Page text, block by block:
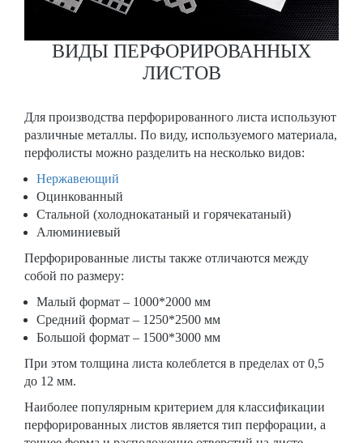
ВИДЫ ПЕРФОРИРОВАННЫХ
ЛИСТОВ
Для производства перфорированного листа используют
различные металлы. По виду, используемого материала,
перфолисты можно разделить на несколько видов:
Нержавеющий
Оцинкованный
Стальной (холоднокатаный и горячекатаный)
Алюминиевый
Перфорированные листы также отличаются между
собой по размеру:
Малый формат – 1000*2000 мм
Средний формат – 1250*2500 мм
Большой формат – 1500*3000 мм
При этом толщина листа колеблется в пределах от 0,5
до 12 мм.
Наиболее популярным критерием для классификации
перфорированных листов является тип перфорации, а